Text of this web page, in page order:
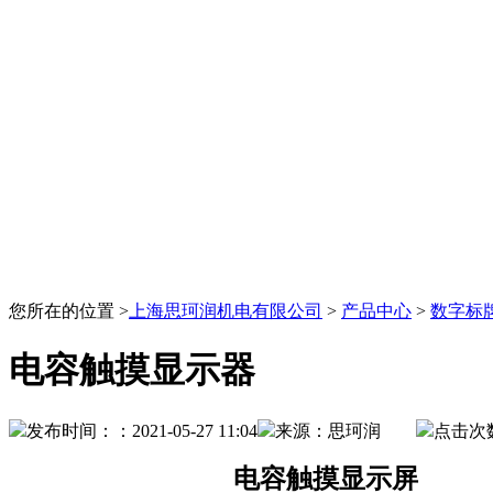
您所在的位置 > 上海思珂润机电有限公司 > 产品中心 > 数字标
电容触摸显示器
发布时间：：2021-05-27 11:04 来源：思珂润 点击次
电容触摸显示屏